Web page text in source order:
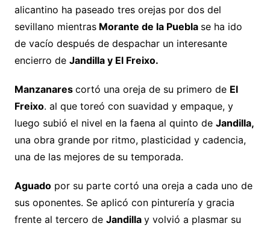
alicantino ha paseado tres orejas por dos del
sevillano mientrasMorante de la Puebla se ha ido
de vacío después de despachar un interesante
encierro de Jandilla y El Freixo.
Manzanares cortó una oreja de su primero de El
Freixo. al que toreó con suavidad y empaque, y
luego subió el nivel en la faena al quinto de Jandilla,
una obra grande por ritmo, plasticidad y cadencia,
una de las mejores de su temporada.
Aguadopor su parte cortó una oreja a cada uno de
sus oponentes. Se aplicó con pinturería y gracia
frente al tercero de Jandilla y volvió a plasmar su